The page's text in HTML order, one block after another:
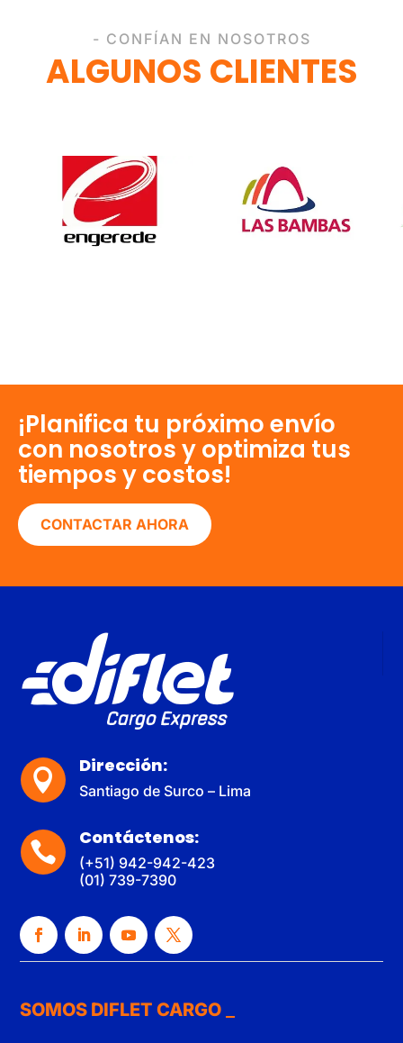
- CONFÍAN EN NOSOTROS
ALGUNOS CLIENTES
¡Planifica tu próximo envío
con nosotros y optimiza tus
tiempos y costos!
CONTACTAR AHORA

Dirección:
Santiago de Surco – Lima

Contáctenos:
(+51) 942-942-423
(01) 739-7390
SOMOS DIFLET CARGO